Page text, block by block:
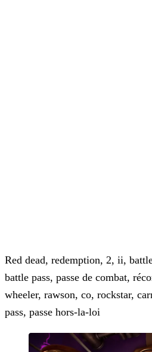
Red dead, redemption, 2, ii,
battle pass, passe de combat,
wheeler, rawson, co, rockstar,
pass, passe hors-la-loi